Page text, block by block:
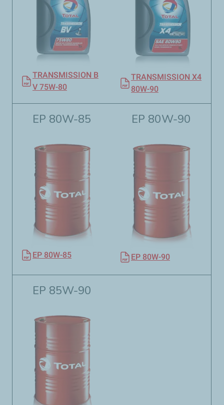
TRANSMISSION B
V 75W-80​​
TRANSMISSION X4
80W-90
EP 80W-85
EP 80W-85
EP 80W-90​​
EP 80W-90
EP 85W-90